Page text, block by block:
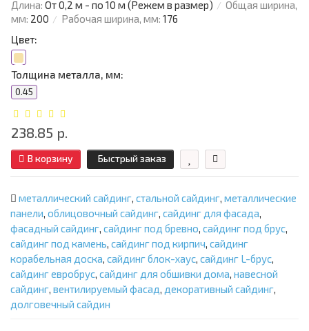
Длина: От 0,2 м - по 10 м (Режем в размер)
Общая ширина,
мм: 200 Рабочая ширина, мм: 176
Цвет:
Толщина металла, мм:
0.45
238.85 р.
В корзину Быстрый заказ
металлический сайдинг, стальной сайдинг, металлические
панели, облицовочный сайдинг, сайдинг для фасада,
фасадный сайдинг, сайдинг под бревно, сайдинг под брус,
сайдинг под камень, сайдинг под кирпич, сайдинг
корабельная доска, сайдинг блок-хаус, сайдинг L-брус,
сайдинг евробрус, сайдинг для обшивки дома, навесной
сайдинг, вентилируемый фасад, декоративный сайдинг,
долговечный сайдин